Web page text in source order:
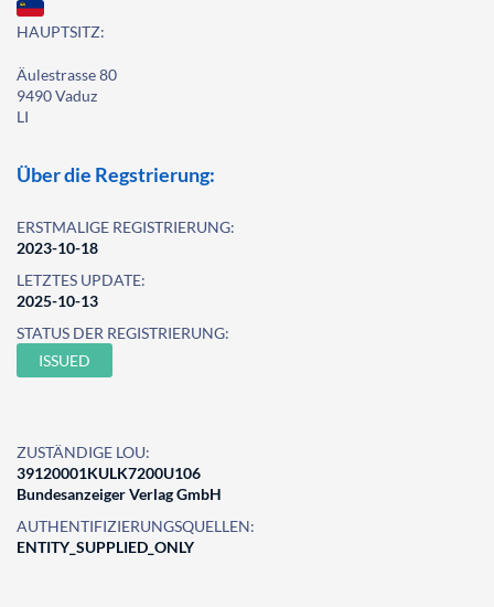
HAUPTSITZ:
Äulestrasse 80
9490 Vaduz
LI
Über die Regstrierung:
ERSTMALIGE REGISTRIERUNG:
2023-10-18
LETZTES UPDATE:
2025-10-13
STATUS DER REGISTRIERUNG:
ISSUED
ZUSTÄNDIGE LOU:
39120001KULK7200U106
Bundesanzeiger Verlag GmbH
AUTHENTIFIZIERUNGSQUELLEN:
ENTITY_SUPPLIED_ONLY